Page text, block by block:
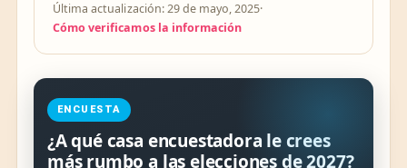
Última actualización: 29 de mayo, 2025·
Cómo verificamos la información
ENCUESTA
¿A qué casa encuestadora le crees
más rumbo a las elecciones de 2027?